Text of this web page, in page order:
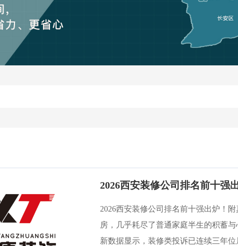
2026西安装修公司排名前十强出炉！
房，几乎耗尽了普通家庭半生的积蓄
新数据显示，装修类投诉已连续三年